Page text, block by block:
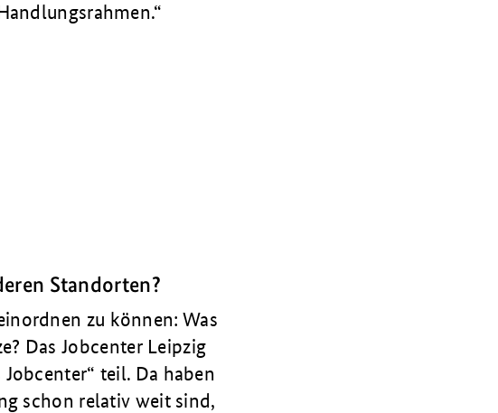
Standorten?
zu können: Was
DasJobcenter Leipzig
teil. Da haben
schon relativ weit sind,